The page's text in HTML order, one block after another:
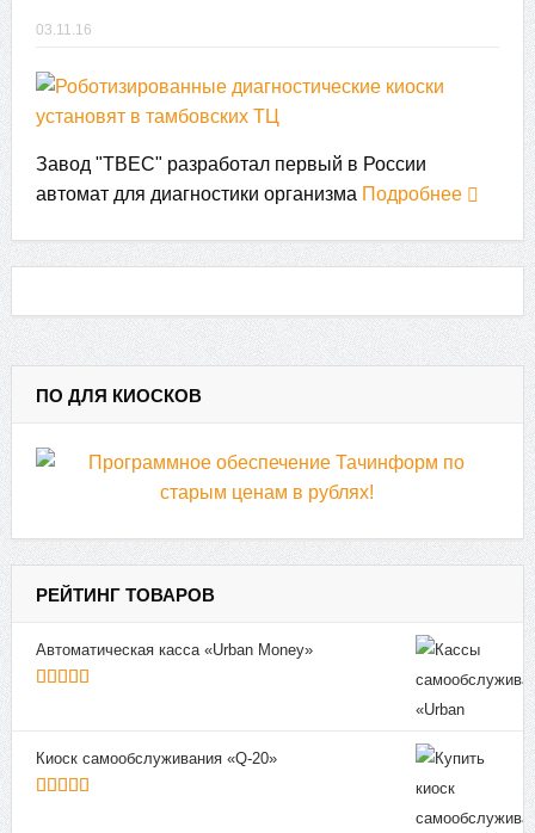
03.11.16
Завод "ТВЕС" разработал первый в России
автомат для диагностики организма Подробнее
ПО ДЛЯ КИОСКОВ
РЕЙТИНГ ТОВАРОВ
Автоматическая касса «Urban Money»
Киоск самообслуживания «Q-20»